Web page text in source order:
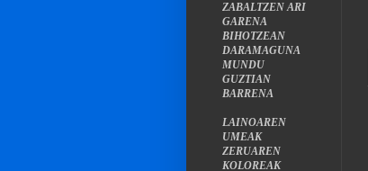
ZABALTZEN ARI
GARENA
BIHOTZEAN
DARAMAGUNA
MUNDU
GUZTIAN
BARRENA
LAINOAREN
UMEAK
ZERUAREN
KOLOREAK